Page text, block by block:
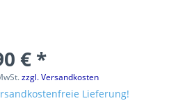
€ *
zzgl. Versandkosten
Lieferung!